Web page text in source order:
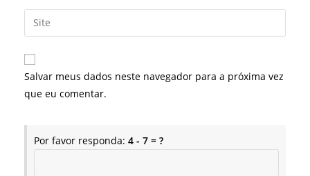
de
usuário
para
comentar
endereço
de
mail
para
comentar
Digite
o
URL
do
site
Salvar meus dados neste navegador para a próxima vez
que eu comentar.
Por favor responda: 4 - 7 = ?